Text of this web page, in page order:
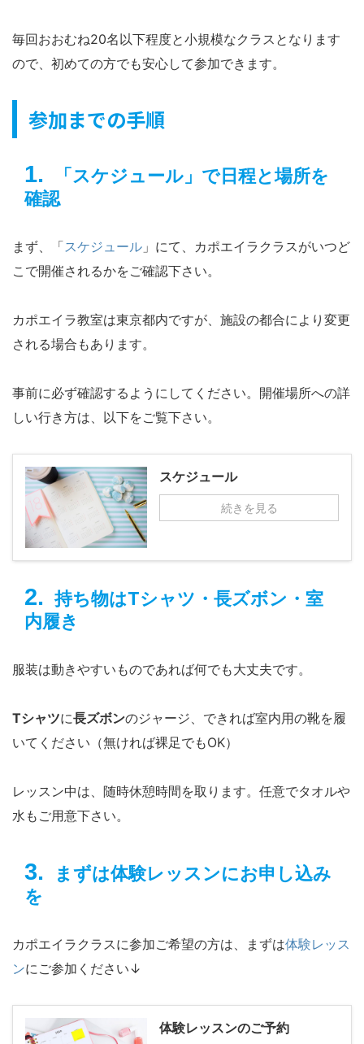
毎回おおむね20名以下程度と小規模なクラスとなります
ので、初めての方でも安心して参加できます。
参加までの手順
「スケジュール」で日程と場所を
確認
まず、「スケジュール 」にて、カポエイラクラスがいつど
こで開催されるかをご確認下さい。
カポエイラ教室は東京都内ですが、施設の都合により変更
される場合もあります。
事前に必ず確認するようにしてください。開催場所への詳
しい行き方は、以下をご覧下さい。
スケジュール
続きを見る
持ち物はTシャツ・長ズボン・室
内履き
服装は動きやすいものであれば何でも大丈夫です。
Tシャツに長ズボンのジャージ、できれば室内用の靴を履
いてください（無ければ裸足でもOK）
レッスン中は、随時休憩時間を取ります。任意でタオルや
水もご用意下さい。
まずは体験レッスンにお申し込み
を
カポエイラクラスに参加ご希望の方は、まずは体験レッス
ンにご参加ください↓
体験レッスンのご予約